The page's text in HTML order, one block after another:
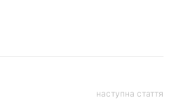
наступна стаття